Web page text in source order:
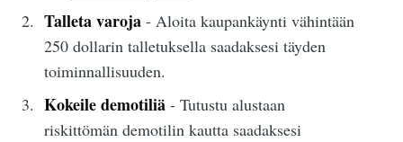
Talleta varoja- Aloita kaupankäynti vähintään
250 dollarin talletuksella saadaksesi täyden
toiminnallisuuden.
Kokeile demotiliä- Tutustu alustaan
riskittömän demotilin kautta saadaksesi